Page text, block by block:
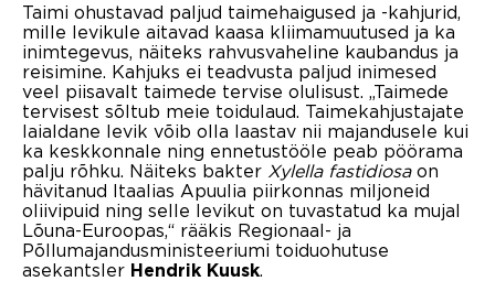
Taimi ohustavad paljud taimehaigused ja -kahjurid,
mille levikule aitavad kaasa kliimamuutused ja ka
inimtegevus, näiteks rahvusvaheline kaubandus ja
reisimine. Kahjuks ei teadvusta paljud inimesed
veel piisavalt taimede tervise olulisust. „Taimede
tervisest sõltub meie toidulaud. Taimekahjustajate
laialdane levik võib olla laastav nii majandusele kui
ka keskkonnale ning ennetustööle peab pöörama
palju rõhku. Näiteks bakter Xylella fastidiosaon
hävitanud Itaalias Apuulia piirkonnas miljoneid
oliivipuid ning selle levikut on tuvastatud ka mujal
Lõuna-Euroopas,“ rääkis Regionaal- ja
Põllumajandusministeeriumi toiduohutuse
asekantsler Hendrik Kuusk.